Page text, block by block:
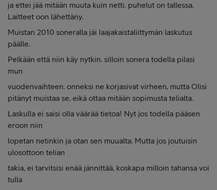
ja ettei jää mitään muuta kuin netti. puhelut on tallessa.
Laitteet oon lähettäny.
Muistan 2010 soneralla jäi laajakaistaliittymän laskutus
päälle.
Pelkään että niin käy nytkin. silloin sonera todella pilasi
mun
vuodenvaihteen. onneksi ne korjasivat virheen, mutta Olisi
pitänyt muistaa se, eikä ottaa mitään sopimusta telialta.
Laskulla ei saisi olla väärää tietoa! Nyt jos todella pääsen
eroon niin
lopetan netinkin ja otan sen muualta. Mutta jos joutuisin
ulosottoon telian
takia, ei tarvitsisi enää jännittää, koskapa milloin tahansa voi
tulla